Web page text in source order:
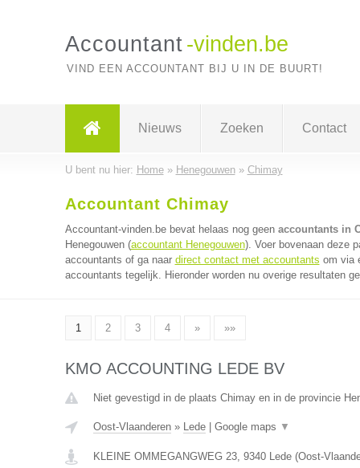
Accountant -vinden.be
VIND EEN ACCOUNTANT BIJ U IN DE BUURT!
Nieuws Zoeken Contact
U bent nu hier: Home» Henegouwen» Chimay
Accountant Chimay
Accountant-vinden.be bevat helaas nog geen accountants in
Henegouwen (accountant Henegouwen). Voer bovenaan deze
accountants of ga naar direct contact met accountants om via
accountants tegelijk. Hieronder worden nu overige resultaten
1 2 3 4 » »»
KMO ACCOUNTING LEDE BV
Niet gevestigd in de plaats Chimay en in de provincie
Oost-Vlaanderen» Lede| Google maps ▼
KLEINE OMMEGANGWEG 23, 9340 Lede(Oost-